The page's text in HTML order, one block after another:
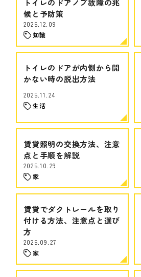
トイレのドアノブ故障の兆
候と予防策
2025.12.09
知識
トイレのドアが内側から開
かない時の脱出方法
2025.11.24
生活
賃貸照明の交換方法、注意
点と手順を解説
2025.10.29
家
賃貸でダクトレールを取り
付ける方法、注意点と選び
方
2025.09.27
家